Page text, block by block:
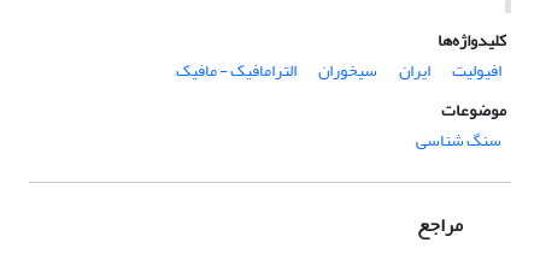
کلیدواژه‌ها
افیولیت
ایران سیخوران
الترامافیک - مافیک
موضوعات
سنگ شناسی
مراجع